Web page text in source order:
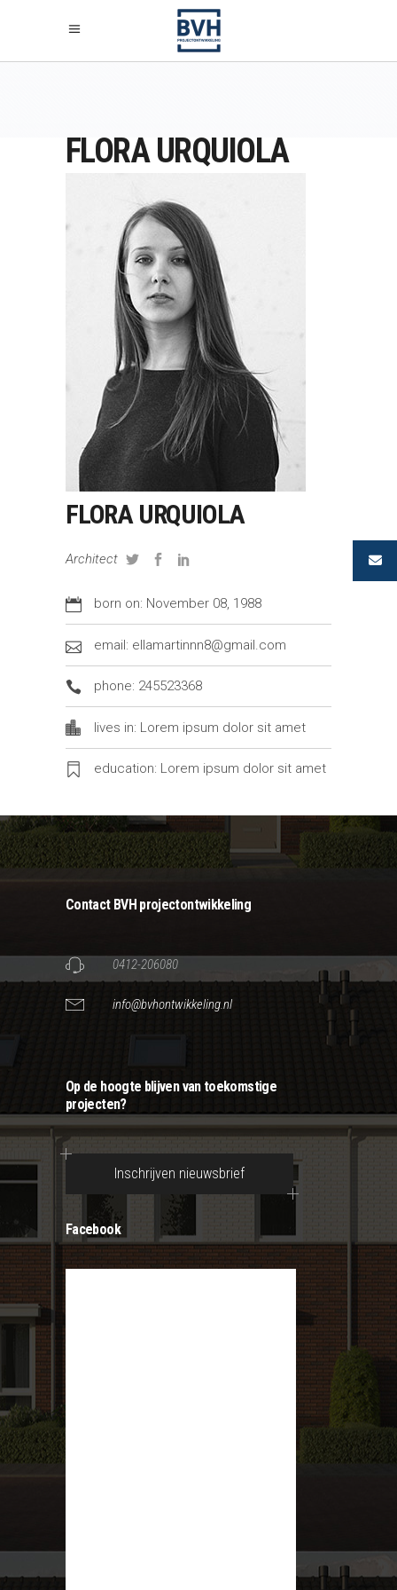
FLORA URQUIOLA
FLORA URQUIOLA
Architect
born on: November 08, 1988
email: ellamartinnn8@gmail.com
phone: 245523368
lives in: Lorem ipsum dolor sit amet
education: Lorem ipsum dolor sit amet
Contact BVH projectontwikkeling
0412-206080
info@bvhontwikkeling.nl
Op de hoogte blijven van toekomstige
projecten?
Inschrijven nieuwsbrief
Facebook